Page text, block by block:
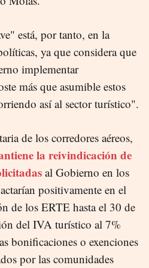
está, por tanto, en la
ya que considera que
implementar
más que asumible estos
así al sector turístico".
de los corredores aéreos,
la reivindicación de
al Gobierno en los
positivamente en el
de los ERTE hasta el 30 de
del IVA turístico al 7%
bonificaciones o exenciones
por las comunidades